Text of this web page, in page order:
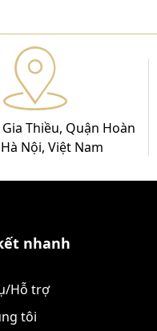
Thiều, Quận Hoàn
Nội, Việt Nam
nhanh
Hỗ trợ
tôi